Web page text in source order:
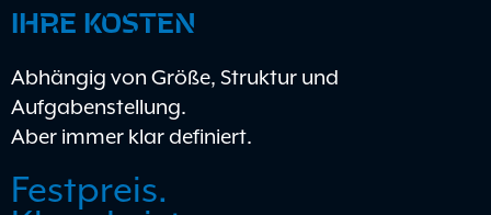
IHRE KOSTEN
Abhängig von Größe, Struktur und
Aufgabenstellung.
Aber immer klar definiert.
Festpreis.